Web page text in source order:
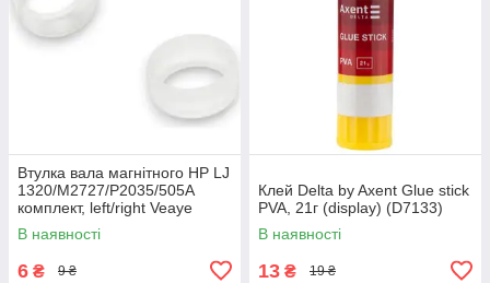
Втулка вала магнітного HP LJ
1320/M2727/P2035/505A
комплект, left/right Veaye
(BSHMR-505U-VE)
В наявності
6 ₴ 9 ₴
Клей Delta by Axent Glue stick
PVA, 21г (display) (D7133)
В наявності
13 ₴ 19 ₴